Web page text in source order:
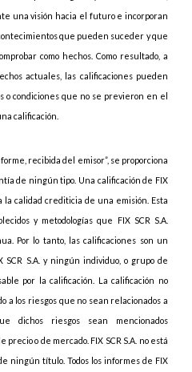
una visión hacia el futuro e incorporan
que pueden suceder y que
como hechos. Como resultado, a
actuales, las calificaciones pueden
o condiciones que no se previeron en el
calificación.
recibida del emisor”, se proporciona
de ningún tipo. Una calificación de FIX
la calidad crediticia de una emisión. Esta
y metodologías que FIX SCR S.A.
Por lo tanto, las calificaciones son un
SCR S.A. y ningún individuo, o grupo de
por la calificación. La calificación no
a los riesgos que no sean relacionados a
dichos riesgos sean mencionados
o de mercado. FIX SCR S.A. no está
ningún título. Todos los informes de FIX